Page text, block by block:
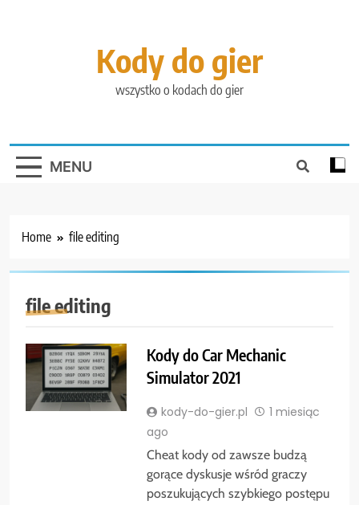
Kody do gier
wszystko o kodach do gier
MENU
Home file editing
file editing
Kody do Car Mechanic
Simulator 2021
kody-do-gier.pl
1 miesiąc
ago
Cheat kody od zawsze budzą
gorące dyskusje wśród graczy
poszukujących szybkiego postępu